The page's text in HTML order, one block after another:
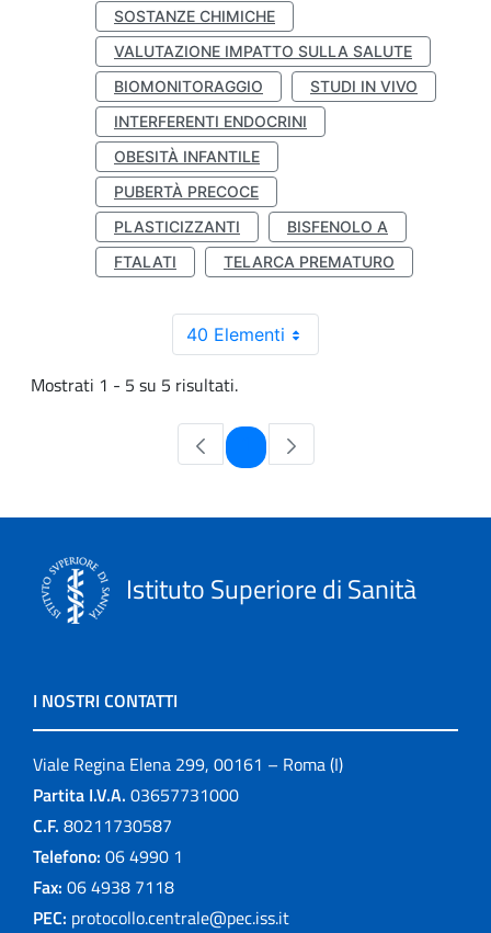
SOSTANZE CHIMICHE
VALUTAZIONE IMPATTO SULLA SALUTE
BIOMONITORAGGIO
STUDI IN VIVO
INTERFERENTI ENDOCRINI
OBESITÀ INFANTILE
PUBERTÀ PRECOCE
PLASTICIZZANTI
BISFENOLO A
FTALATI
TELARCA PREMATURO
40 Elementi
Mostrati 1 - 5 su 5 risultati.
Pagina
Istituto Superiore di Sanità
I NOSTRI CONTATTI
Viale Regina Elena 299, 00161 – Roma (I)
Partita I.V.A. 03657731000
C.F. 80211730587
Telefono: 06 4990 1
Fax: 06 4938 7118
PEC: protocollo.centrale@pec.iss.it